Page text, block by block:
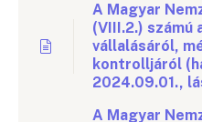
A Magyar
(VIII.2.) számú
vállalásáról,
kontrolljáról
2024.09.01.,
A Magyar